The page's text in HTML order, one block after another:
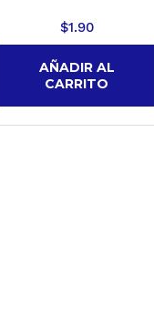
$1.90
AÑADIR AL
CARRITO